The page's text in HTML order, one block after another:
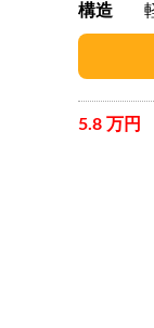
構造
5.8 万円